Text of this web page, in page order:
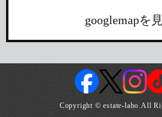
googlemapを
Copyright © estate-labo.All